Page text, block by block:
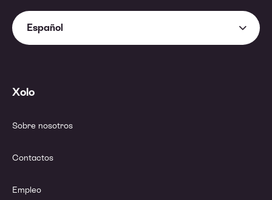
Español
Xolo
Sobre nosotros
Contactos
Empleo